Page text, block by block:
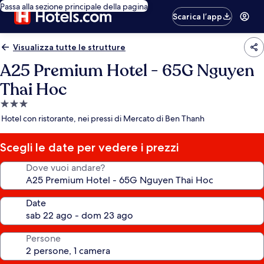
Passa alla sezione principale della pagina
Scarica l’app
Visualizza tutte le strutture
A25 Premium Hotel - 65G Nguyen
Thai Hoc
Struttura
a
stelle
Hotel con ristorante, nei pressi di Mercato di Ben Thanh
Scegli le date per vedere i prezzi
Dove vuoi andare?
Date
Persone